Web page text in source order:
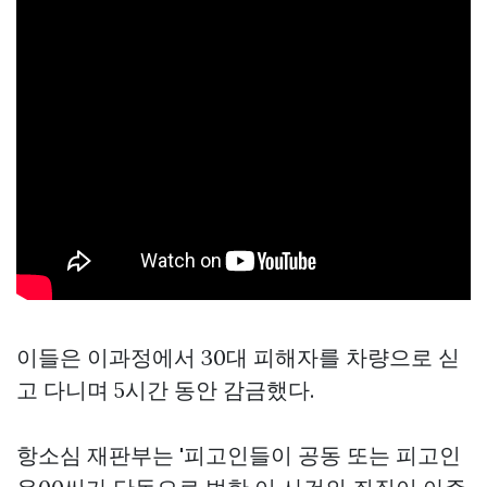
이들은 이과정에서 30대 피해자를 차량으로 싣
고 다니며 5시간 동안 감금했다.
항소심 재판부는 '피고인들이 공동 또는 피고인